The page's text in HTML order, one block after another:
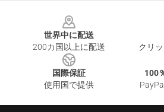
世界中に配送
200カ国以上に配送
クリ
国際保証
使用国で提供
100